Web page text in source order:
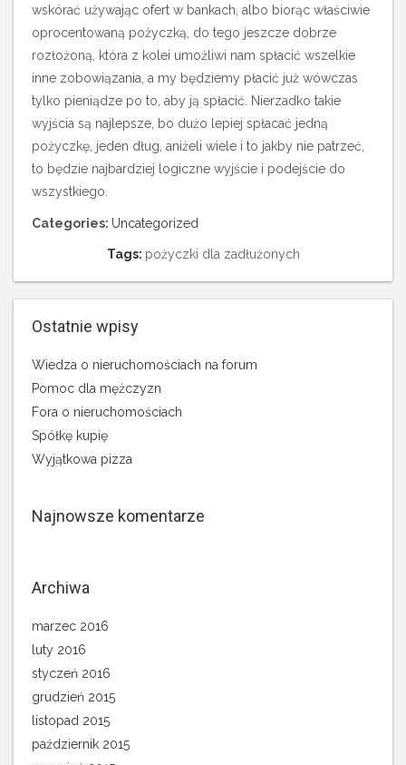
wskórać używając ofert w bankach, albo biorąc właściwie
oprocentowaną pożyczką, do tego jeszcze dobrze
rozłożoną, która z kolei umożliwi nam spłacić wszelkie
inne zobowiązania, a my będziemy płacić już wówczas
tylko pieniądze po to, aby ją spłacić. Nierzadko takie
wyjścia są najlepsze, bo dużo lepiej spłacać jedną
pożyczkę, jeden dług, aniżeli wiele i to jakby nie patrzeć,
to będzie najbardziej logiczne wyjście i podejście do
wszystkiego.
Categories: Uncategorized
Tags: pożyczki dla zadłużonych
Ostatnie wpisy
Wiedza o nieruchomościach na forum
Pomoc dla mężczyzn
Fora o nieruchomościach
Spółkę kupię
Wyjątkowa pizza
Najnowsze komentarze
Archiwa
marzec 2016
luty 2016
styczeń 2016
grudzień 2015
listopad 2015
październik 2015